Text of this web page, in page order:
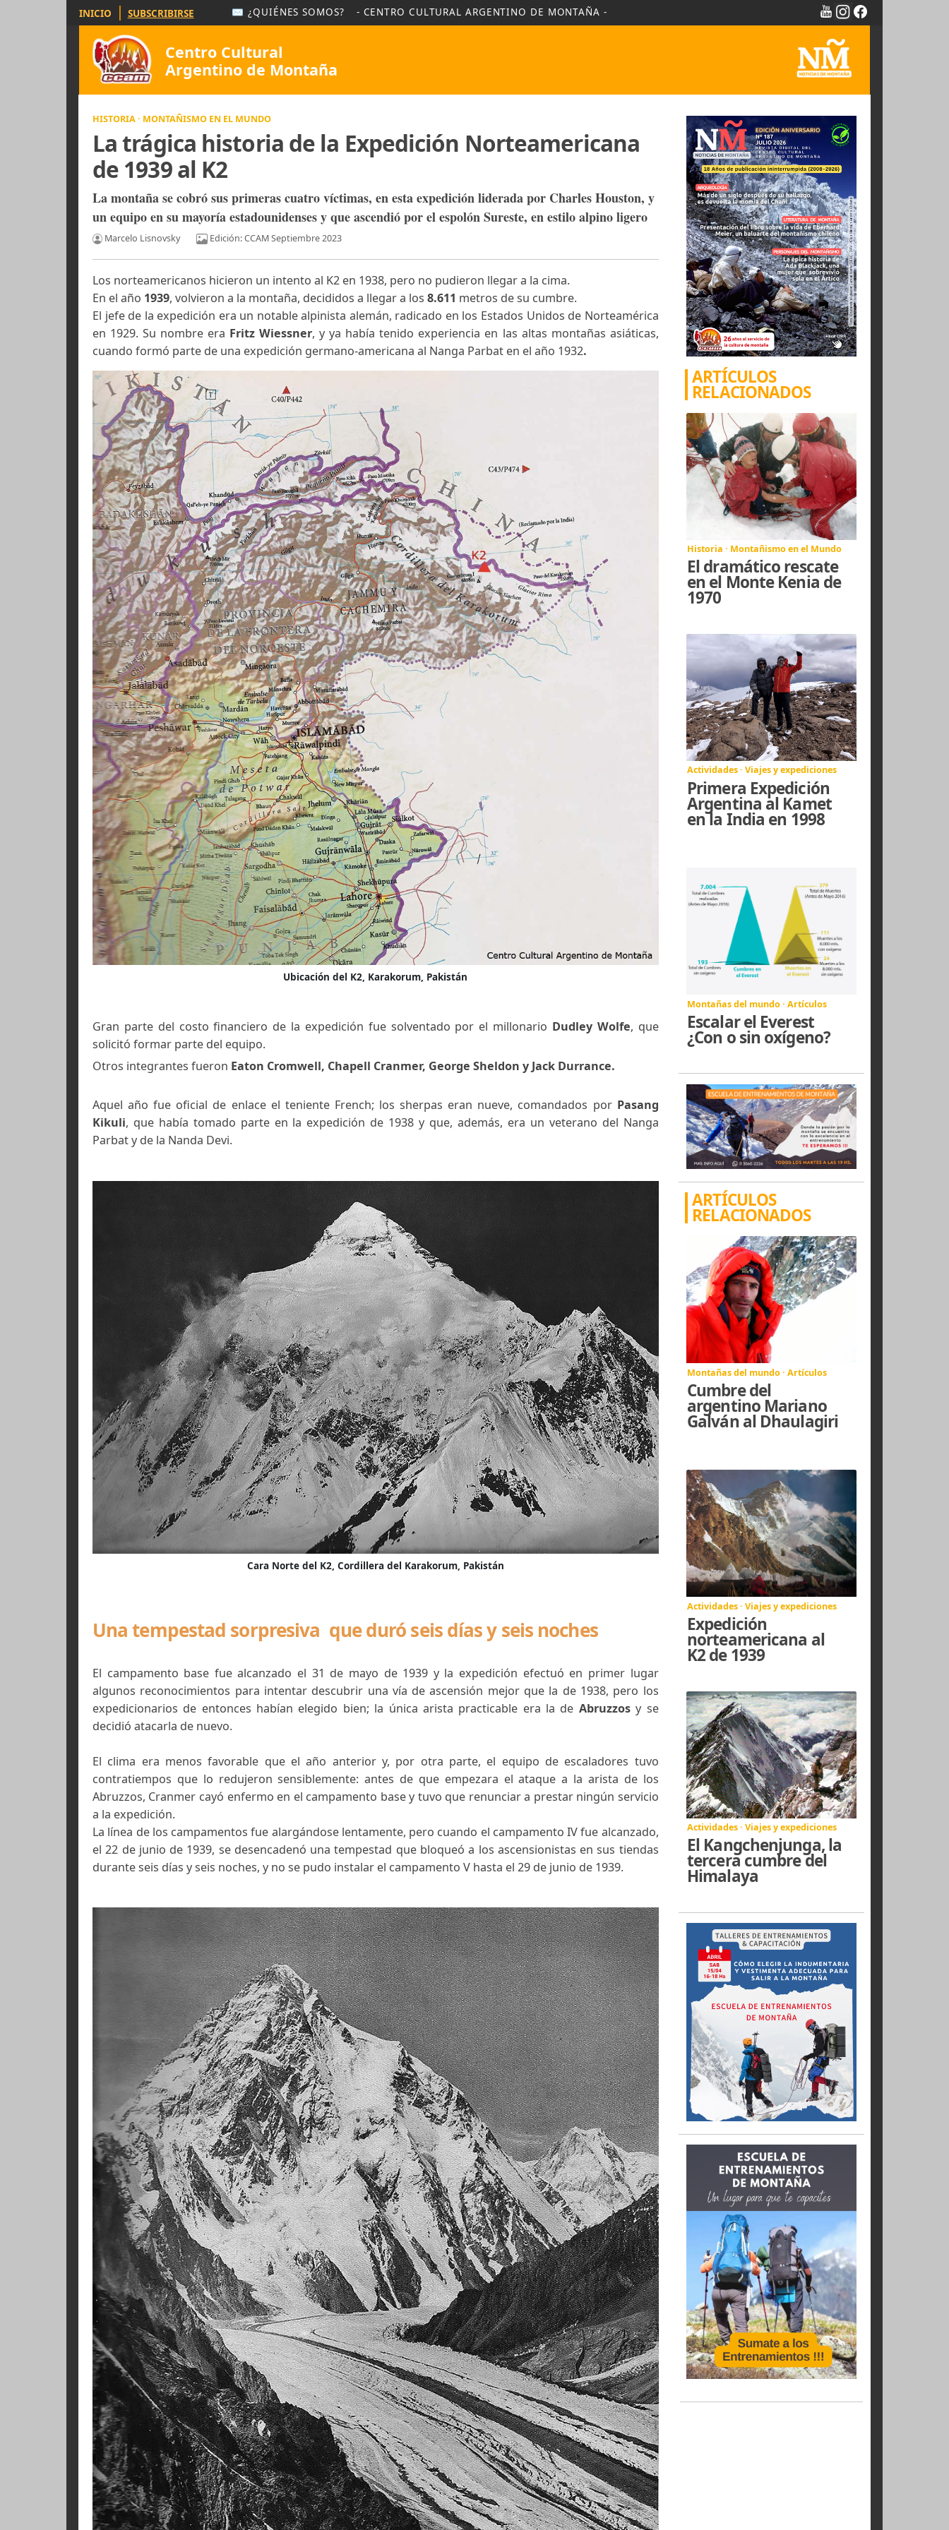
INICIO | SUBSCRIBIRSE ✉ ¿QUIÉNES SOMOS? - CENTRO CULTURAL ARGENTINO DE MONTAÑA -
Centro Cultural
Argentino de Montaña
HISTORIA · MONTAÑISMO EN EL MUNDO
La trágica historia de la Expedición Norteamericana
de 1939 al K2
La montaña se cobró sus primeras cuatro víctimas, en esta expedición liderada por Charles Houston, y
un equipo en su mayoría estadounidenses y que ascendió por el espolón Sureste, en estilo alpino ligero
Los norteamericanos hicieron un intento al K2 en 1938, pero no pudieron llegar a la cima.
En el año 1939, volvieron a la montaña, decididos a llegar a los8.611metros de su cumbre.
El jefe de la expedición era un notable alpinista alemán, radicado en los Estados Unidos de Norteamérica
en 1929. Su nombre eraFritz Wiessner, y ya había tenido experiencia en las altas montañas asiáticas,
cuando formó parte de una expedición germano-americana al Nanga Parbat en el año 1932
Gran parte del costo financiero de la expedición fue solventado por el millonario Dudley Wolfe, que
Otros integrantes fueronEaton Cromwell, Chapell Cranmer, George Sheldon y Jack Durrance.
Aquel año fue oficial de enlace el teniente French; los sherpas eran nueve, comandados porPasang
, que había tomado parte en la expedición de 1938 y que, además, era un veterano del Nanga
Parbat y de la Nanda Devi.
Una tempestad sorpresiva que duró seis días y seis noches
El campamento base fue alcanzado el 31 de mayo de 1939 y la expedición efectuó en primer lugar
algunos reconocimientos para intentar descubrir una vía de ascensión mejor que la de 1938, pero los
decidió atacarla de nuevo.
El clima era menos favorable que el año anterior y, por otra parte, el equipo de escaladores tuvo
contratiempos que lo redujeron sensiblemente: antes de que empezara el ataque a la arista de los
Abruzzos, Cranmer cayó enfermo en el campamento base y tuvo que renunciar a prestar ningún servicio
a la expedición.
La línea de los campamentos fue alargándose lentamente, pero cuando el campamento IV fue alcanzado,
el 22 de junio de 1939, se desencadenó una tempestad que bloqueó a los ascensionistas en sus tiendas
durante seis días y seis noches, y no se pudo instalar el campamento V hasta el 29 de junio de 1939.
ARTÍCULOS
RELACIONADOS
El dramático rescate
en el Monte Kenia de
1970
Argentina al Kamet
en la India en 1998
Montañas del mundo · Artículos
Escalar el Everest
¿Con o sin oxígeno?
ARTÍCULOS
RELACIONADOS
Montañas del mundo · Artículos
Cumbre del
argentino Mariano
Galván al Dhaulagiri
Actividades · Viajes y expediciones
Expedición
norteamericana al
K2 de 1939
Actividades · Viajes y expediciones
El Kangchenjunga, la
tercera cumbre del
Himalaya